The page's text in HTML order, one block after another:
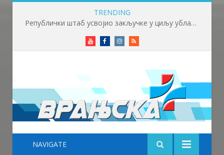
TRENDING
Републички штаб усвојио закључке у циљу ублажавања последица високих температура и пожара​
YoutubeFacebookInstagram
RSS
NAVIGATE